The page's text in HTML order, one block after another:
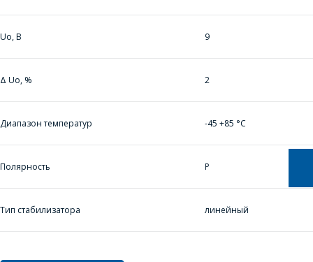
Uo, В 9
Δ Uo, % 2
Диапазон температур -45 +85 °С
Полярность P
Тип стабилизатора линейный
АДКАЖУЦЬ НА
ВАШЫ ПЫТАННІ,
РАЗЛІЧАЦЬ
КОШТ ПАСЛУГ І
ПАДРЫХТУЮЦЬ
ІНДЫВІДУАЛЬНАЕ
КАМЕРЦЫЙНАЕ
Тэлефон